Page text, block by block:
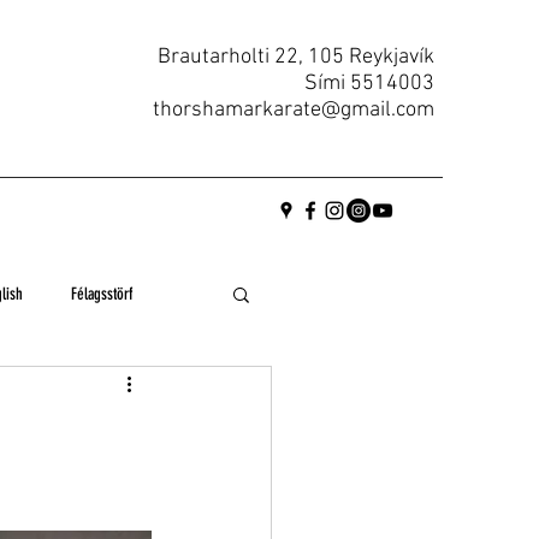
Brautarholti 22, 105 Reykjavík
Sími 5514003
thorshamarkarate@gmail.com
Félagsstörf